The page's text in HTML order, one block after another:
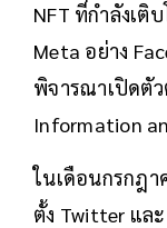
NFT ที่กำลังเติ
Meta อย่าง
พิจารณาเปิดตั
Information
ในเดือนกรกฎา
ตั้ง Twitter แล